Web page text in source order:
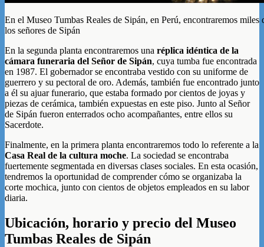
En el Museo Tumbas Reales de Sipán, en Perú, encontraremos miles
los señores de Sipán
En la segunda planta encontraremos una réplica idéntica de la
cámara funeraria del Señor de Sipán, cuya tumba fue encontrada
en 1987. El gobernador se encontraba vestido con su uniforme de
guerrero y su pectoral de oro. Además, también fue encontrado junto
a él su ajuar funerario, que estaba formado por cientos de joyas y
piezas de cerámica, también expuestas en este piso. Junto al Señor
de Sipán fueron enterrados ocho acompañantes, entre ellos su
Sacerdote.
Finalmente, en la primera planta encontraremos todo lo referente a la
Casa Real de la cultura moche. La sociedad se encontraba
fuertemente segmentada en diversas clases sociales. En esta ocasión,
tendremos la oportunidad de comprender cómo se organizaba la
corte mochica, junto con cientos de objetos empleados en su labor
diaria.
Ubicación, horario y precio del Museo
Tumbas Reales de Sipán